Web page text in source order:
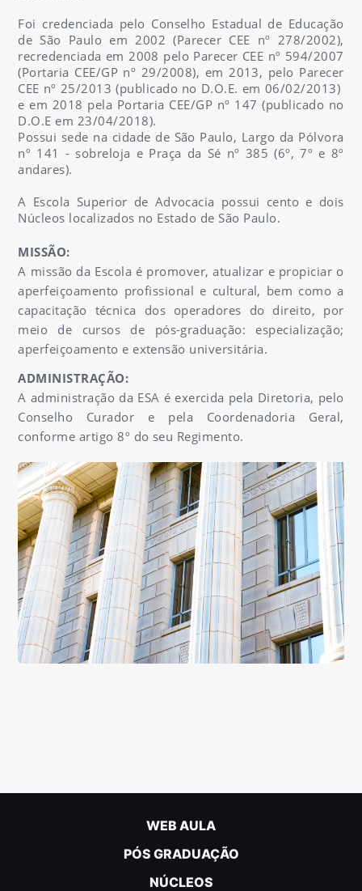
Foi credenciada pelo Conselho Estadual de Educação
de São Paulo em 2002 (Parecer CEE nº 278/2002),
recredenciada em 2008 pelo Parecer CEE nº 594/2007
(Portaria CEE/GP nº 29/2008), em 2013, pelo Parecer
CEE nº 25/2013 (publicado no D.O.E. em 06/02/2013)
e em 2018 pela Portaria CEE/GP nº 147 (publicado no
D.O.E em 23/04/2018).
Possui sede na cidade de São Paulo, Largo da Pólvora
nº 141 - sobreloja e Praça da Sé nº 385 (6º, 7º e 8º
andares).
A Escola Superior de Advocacia possui cento e dois
Núcleos localizados no Estado de São Paulo.
MISSÃO:
A missão da Escola é promover, atualizar e propiciar o
aperfeiçoamento profissional e cultural, bem como a
capacitação técnica dos operadores do direito, por
meio de cursos de pós-graduação: especialização;
aperfeiçoamento e extensão universitária.
ADMINISTRAÇÃO:
A administração da ESA é exercida pela Diretoria, pelo
Conselho Curador e pela Coordenadoria Geral,
conforme artigo 8º do seu Regimento.
WEB AULA
PÓS GRADUAÇÃO
NÚCLEOS